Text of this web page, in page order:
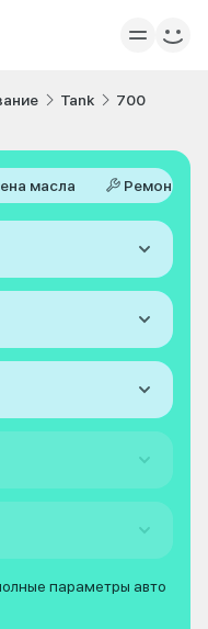
Tank 700
масла Ремонт
параметры авто